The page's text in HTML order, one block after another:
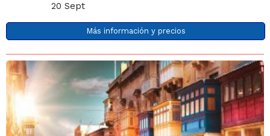
20 Sept
Más información y precios